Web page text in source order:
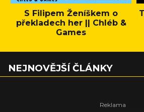
S Filipem Ženíškem o
překladech her || Chléb &
Games
NEJNOVĚJŠÍ ČLÁNKY